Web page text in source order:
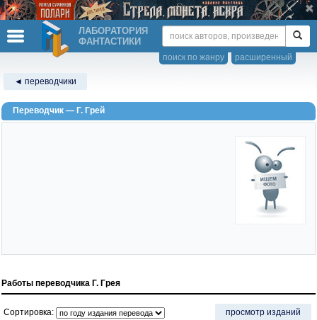
ЛАБОРАТОРИЯ
ФАНТАСТИКИ
расширенный
поиск по жанру
◄ переводчики
Переводчик — Г. Грей
Работы переводчика Г. Грея
Сортировка: просмотр изданий